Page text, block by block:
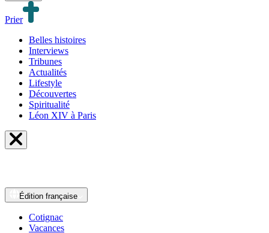
Prier
Belles histoires
Interviews
Tribunes
Actualités
Lifestyle
Découvertes
Spiritualité
Léon XIV à Paris
Édition française
Cotignac
Vacances